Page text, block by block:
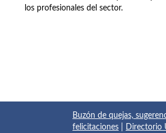
los profesionales del sector.
Buzón de quejas,
felicitaciones
Directorio